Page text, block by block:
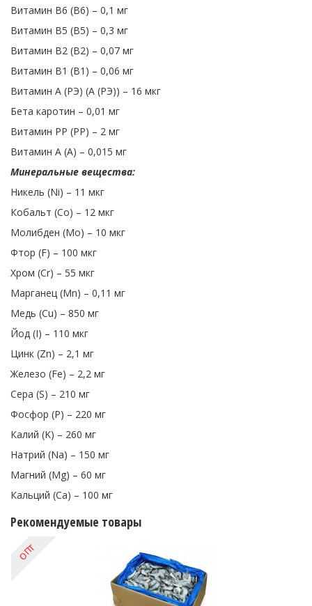
Витамин В6 (В6) – 0,1 мг
Витамин В5 (В5) – 0,3 мг
Витамин В2 (В2) – 0,07 мг
Витамин В1 (В1) – 0,06 мг
Витамин А (РЭ) (А (РЭ)) – 16 мкг
Бета каротин – 0,01 мг
Витамин PP (PP) – 2 мг
Витамин А (А) – 0,015 мг
Минеральные вещества:
Никель (Ni) – 11 мкг
Кобальт (Co) – 12 мкг
Молибден (Mo) – 10 мкг
Фтор (F) – 100 мкг
Хром (Cr) – 55 мкг
Марганец (Mn) – 0,11 мг
Медь (Cu) – 850 мг
Йод (I) – 110 мкг
Цинк (Zn) – 2,1 мг
Железо (Fe) – 2,2 мг
Сера (S) – 210 мг
Фосфор (P) – 220 мг
Калий (K) – 260 мг
Натрий (Na) – 150 мг
Магний (Mg) – 60 мг
Кальций (Ca) – 100 мг
Рекомендуемые товары
ОПТ